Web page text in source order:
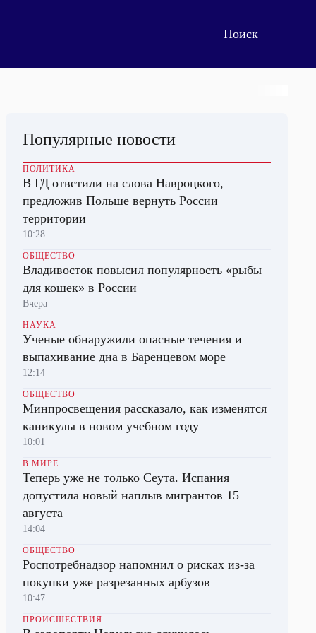
Популярные новости
ПОЛИТИКА
В ГД ответили на слова Навроцкого,
предложив Польше вернуть России
территории
10:28
ОБЩЕСТВО
Владивосток повысил популярность «рыбы
для кошек» в России
Вчера
НАУКА
Ученые обнаружили опасные течения и
выпахивание дна в Баренцевом море
12:14
ОБЩЕСТВО
Минпросвещения рассказало, как изменятся
каникулы в новом учебном году
10:01
В МИРЕ
Теперь уже не только Сеута. Испания
допустила новый наплыв мигрантов 15
августа
14:04
ОБЩЕСТВО
Роспотребнадзор напомнил о рисках из-за
покупки уже разрезанных арбузов
10:47
ПРОИСШЕСТВИЯ